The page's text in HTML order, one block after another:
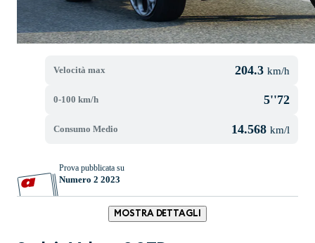
Velocità max 204.3 km/h
0-100 km/h 5''72
Consumo Medio 14.568 km/l
Prova pubblicata su
Numero 2 2023
MOSTRA DETTAGLI